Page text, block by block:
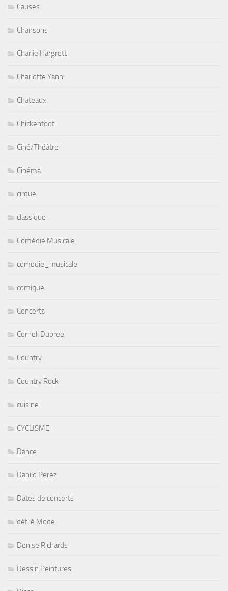
Causes
Chansons
Charlie Hargrett
Charlotte Yanni
Chateaux
Chickenfoot
Ciné/Théâtre
Cinéma
cirque
classique
Comédie Musicale
comedie_musicale
comique
Concerts
Cornell Dupree
Country
Country Rock
cuisine
CYCLISME
Dance
Danilo Perez
Dates de concerts
défilé Mode
Denise Richards
Dessin Peintures